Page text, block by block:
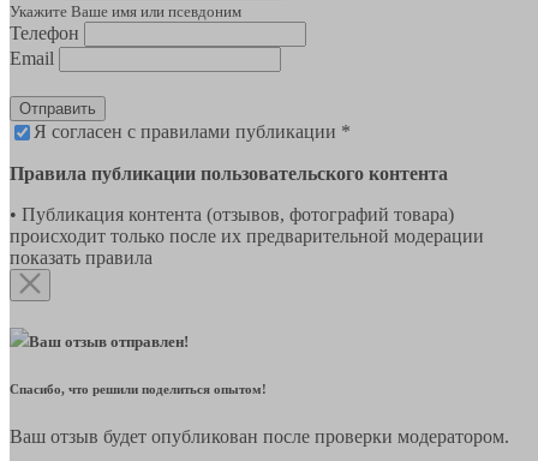
Укажите Ваше имя или псевдоним
Телефон
Email
Отправить
Я согласен с правилами публикации *
Правила публикации пользовательского контента
• Публикация контента (отзывов, фотографий товара)
происходит только после их предварительной модерации
показать правила
Ваш отзыв отправлен!
Спасибо, что решили поделиться опытом!
Ваш отзыв будет опубликован после проверки модератором.